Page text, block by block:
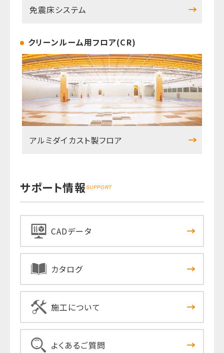
免震床システム
クリーンルーム用フロア(CR)
アルミダイカスト製フロア
サポート情報SUPPORT
CADデータ
カタログ
施工について
よくあるご質問